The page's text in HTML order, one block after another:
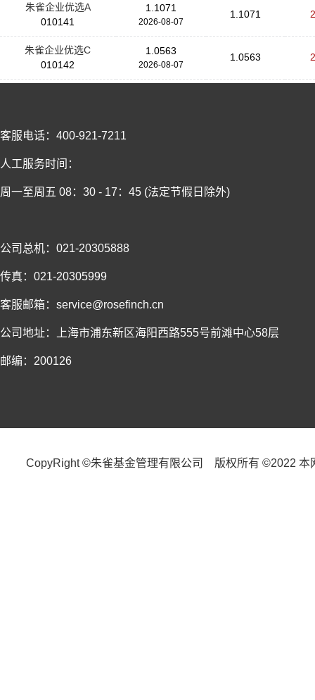
朱雀企业优选A
010141
1.1071
2026-08-07
1.1071
朱雀企业优选C
010142
1.0563
2026-08-07
1.0563
客服电话：400-921-7211
人工服务时间：
周一至周五 08：30 - 17：45 (法定节假日除外)
公司总机：021-20305888
传真：021-20305999
客服邮箱：service@rosefinch.cn
公司地址：上海市浦东新区海阳西路555号前滩中心58层
邮编：200126
CopyRight ©朱雀基金管理有限公司 版权所有 ©2022 本